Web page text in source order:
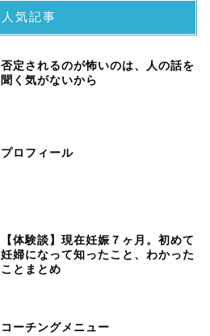
人気記事
否定されるのが怖いのは、人の話を
聞く気がないから
プロフィール
【体験談】現在妊娠７ヶ月。初めて
妊婦になって知ったこと、わかった
ことまとめ
コーチングメニュー